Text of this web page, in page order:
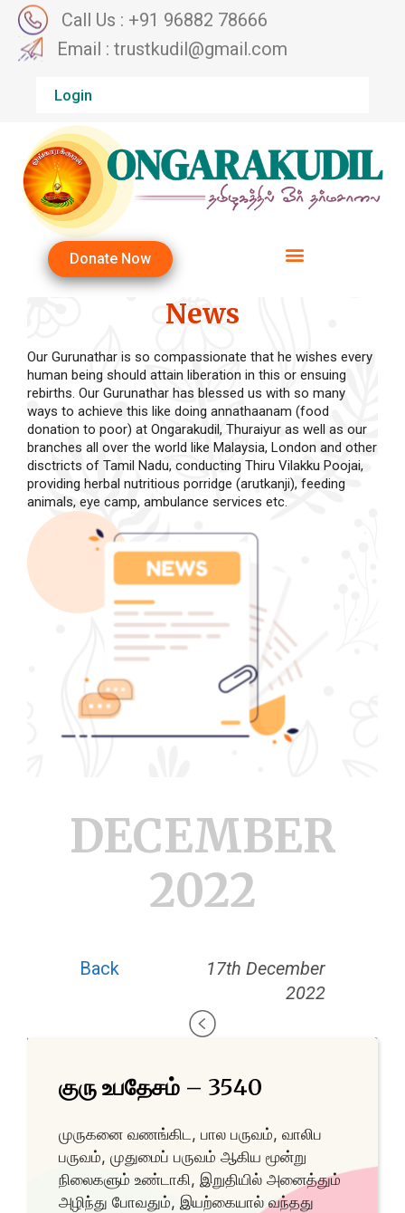
Call Us : +91 96882 78666
Email : trustkudil@gmail.com
Login
Donate Now
News
Our Gurunathar is so compassionate that he wishes every
human being should attain liberation in this or ensuing
rebirths. Our Gurunathar has blessed us with so many
ways to achieve this like doing annathaanam (food
donation to poor) at Ongarakudil, Thuraiyur as well as our
branches all over the world like Malaysia, London and other
disctricts of Tamil Nadu, conducting Thiru Vilakku Poojai,
providing herbal nutritious porridge (arutkanji), feeding
animals, eye camp, ambulance services etc.
DECEMBER
2022
Back
17th December
2022
குரு உபதேசம் – 3540
முருகனை வணங்கிட, பால பருவம், வாலிப
பருவம், முதுமைப் பருவம் ஆகிய மூன்று
நிலைகளும் உண்டாகி, இறுதியில் அனைத்தும்
அழிந்து போவதும், இயற்கையால் வந்தது